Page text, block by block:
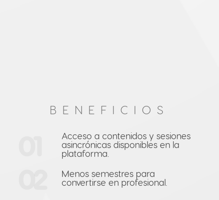
BENEFICIOS
Acceso a contenidos y sesiones
asincrónicas disponibles en la
plataforma.
Menos semestres para
convertirse en profesional.